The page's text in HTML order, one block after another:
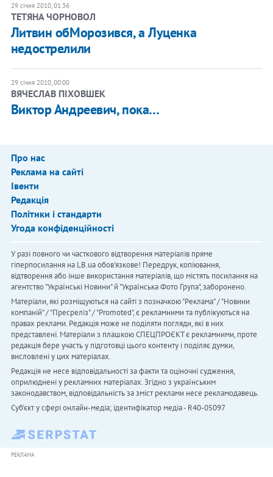
29 січня 2010, 01:36
ТЕТЯНА ЧОРНОВОЛ
Литвин обМорозився, а Луценка
недострелили
29 січня 2010, 00:00
ВЯЧЕСЛАВ ПІХОВШЕК
Виктор Андреевич, пока…
Про нас
Реклама на сайті
Івенти
Редакція
Політики і стандарти
Угода конфіденційності
У разі повного чи часткового відтворення матеріалів пряме
гіперпосилання на LB.ua обов'язкове! Передрук, копіювання,
відтворення або інше використання матеріалів, що містять посилання на
агентство "Українськi Новини" й "Українська Фото Група", заборонено.
Матеріали, які розміщуються на сайті з позначкою "Реклама" / "Новини
компаній" / "Пресреліз" / "Promoted", є рекламними та публікуються на
правах реклами. Редакція може не поділяти погляди, які в них
представлені. Матеріали з плашкою СПЕЦПРОЄКТ є рекламними, проте
редакція бере участь у підготовці цього контенту і поділяє думки,
висловлені у цих матеріалах.
Редакція не несе відповідальності за факти та оціночні судження,
оприлюднені у рекламних матеріалах. Згідно з українським
законодавством, відповідальність за зміст реклами несе рекламодавець.
Cуб'єкт у сфері онлайн-медіа; ідентифікатор медіа - R40-05097
РЕКЛАМА